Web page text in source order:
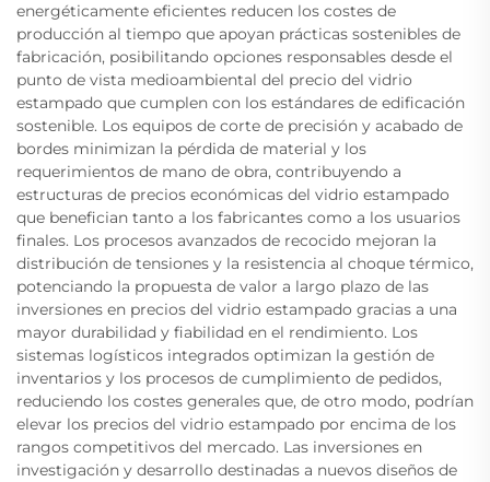
energéticamente eficientes reducen los costes de
producción al tiempo que apoyan prácticas sostenibles de
fabricación, posibilitando opciones responsables desde el
punto de vista medioambiental del precio del vidrio
estampado que cumplen con los estándares de edificación
sostenible. Los equipos de corte de precisión y acabado de
bordes minimizan la pérdida de material y los
requerimientos de mano de obra, contribuyendo a
estructuras de precios económicas del vidrio estampado
que benefician tanto a los fabricantes como a los usuarios
finales. Los procesos avanzados de recocido mejoran la
distribución de tensiones y la resistencia al choque térmico,
potenciando la propuesta de valor a largo plazo de las
inversiones en precios del vidrio estampado gracias a una
mayor durabilidad y fiabilidad en el rendimiento. Los
sistemas logísticos integrados optimizan la gestión de
inventarios y los procesos de cumplimiento de pedidos,
reduciendo los costes generales que, de otro modo, podrían
elevar los precios del vidrio estampado por encima de los
rangos competitivos del mercado. Las inversiones en
investigación y desarrollo destinadas a nuevos diseños de